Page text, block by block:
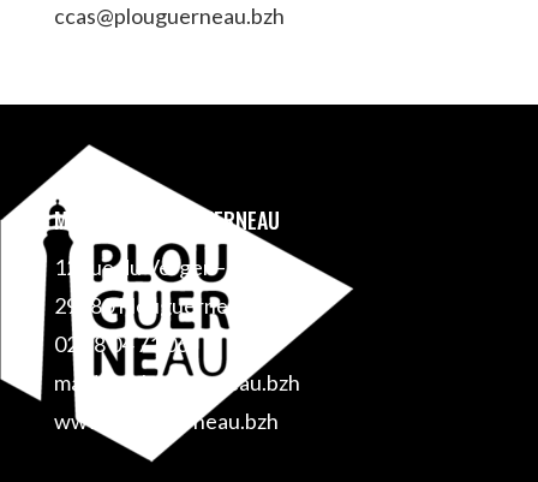
ccas@plouguerneau.bzh
MAIRIE DE PLOUGUERNEAU
12 rue du Verger – BP 1
29880 Plouguerneau
02 98 04 71 06
mairie@plouguerneau.bzh
www.plouguerneau.bzh